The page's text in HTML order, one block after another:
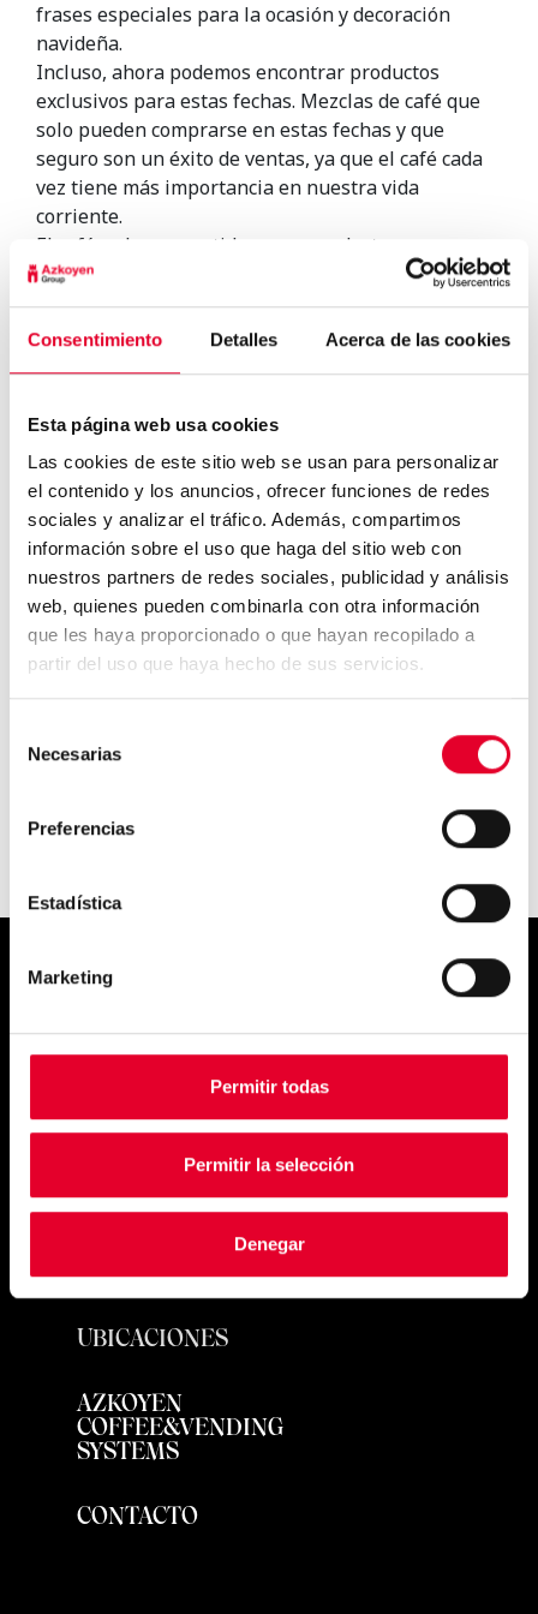
Consentimiento Detalles Acerca de las cookies
Esta página web usa cookies
Las cookies de este sitio web se usan para personalizar
el contenido y los anuncios, ofrecer funciones de redes
sociales y analizar el tráfico. Además, compartimos
información sobre el uso que haga del sitio web con
nuestros partners de redes sociales, publicidad y análisis
web, quienes pueden combinarla con otra información
que les haya proporcionado o que hayan recopilado a
partir del uso que haya hecho de sus servicios.
Necesarias
Preferencias
Estadística
Marketing
Permitir todas
Permitir la selección
Denegar
frases especiales para la ocasión y decoración
navideña.
Incluso, ahora podemos encontrar productos
exclusivos para estas fechas. Mezclas de café que
solo pueden comprarse en estas fechas y que
seguro son un éxito de ventas, ya que el café cada
vez tiene más importancia en nuestra vida
corriente.
El café se ha convertido en un producto para
paladares exquisitos y eso ha llevado a las marcas
a sacar elementos que haga más exclusivo aún la
experiencia de tomar un buen café.
El café podría ser un gran
aliado para combatir ...
Cosecha récord para el café...
Simply
exquisite
PRODUCTOS
UBICACIONES
AZKOYEN
COFFEE&VENDING
SYSTEMS
CONTACTO